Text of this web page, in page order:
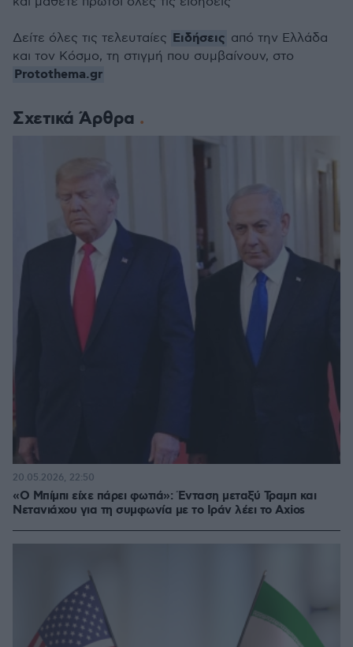
Σχετικά Άρθρα
«Ο Μπίμπι είχε πάρει φωτιά»: Ένταση μεταξύ Τραμπ και
Νετανιάχου για τη συμφωνία με το Ιράν λέει το Axios
20.05.2026, 22:50
Δείτε όλες τις τελευταίες Ειδήσεις από την Ελλάδα
και τον Κόσμο, τη στιγμή που συμβαίνουν, στο
Protothema.gr